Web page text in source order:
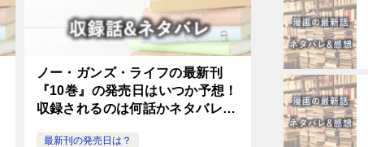
ノー・ガンズ・ライフの最新刊
『10巻』の発売日はいつか予想！
収録されるのは何話かネタバレも
最新刊の発売日は？